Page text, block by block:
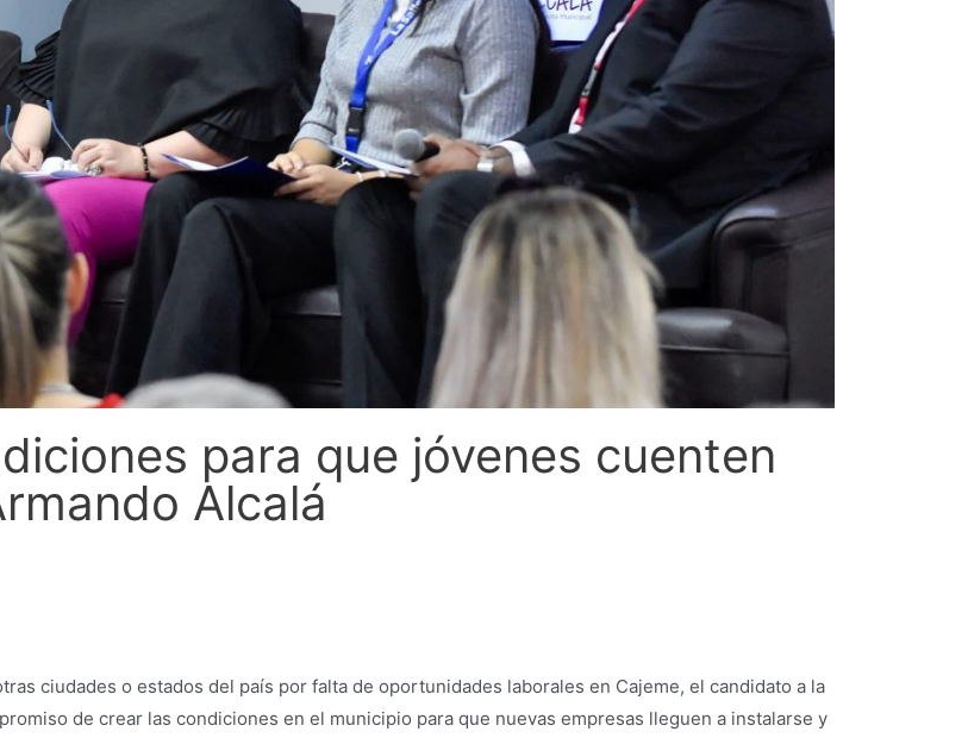
para que jóvenes cuenten
Alcalá
ciudades o estados del país por falta de oportunidades laborales en Cajeme, el candidato a la
de crear las condiciones en el municipio para que nuevas empresas lleguen a instalarse y